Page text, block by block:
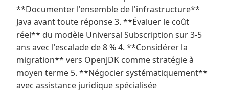
**Documenter l'ensemble de l'infrastructure**
Java avant toute réponse 3. **Évaluer le coût
réel** du modèle Universal Subscription sur 3-5
ans avec l'escalade de 8 % 4. **Considérer la
migration** vers OpenJDK comme stratégie à
moyen terme 5. **Négocier systématiquement**
avec assistance juridique spécialisée